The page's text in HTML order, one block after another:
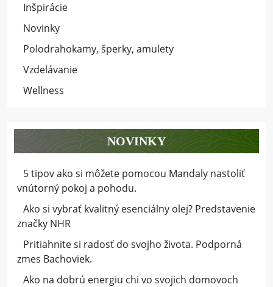
Inšpirácie
Novinky
Polodrahokamy, šperky, amulety
Vzdelávanie
Wellness
NOVINKY
5 tipov ako si môžete pomocou Mandaly nastoliť
vnútorný pokoj a pohodu.
Ako si vybrať kvalitný esenciálny olej? Predstavenie
značky NHR
Pritiahnite si radosť do svojho života. Podporná
zmes Bachoviek.
Ako na dobrú energiu chi vo svojich domovoch